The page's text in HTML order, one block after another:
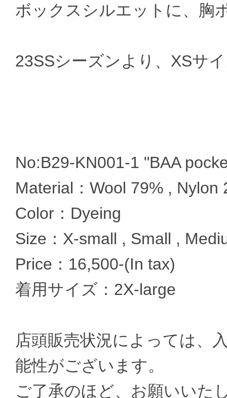
ボックスシルエットに、胸
23SSシーズンより、XSサ
No:B29-KN001-1 "BAA
Material：Wool 79% , Nylon
Color：Dyeing
Size：X-small , Small ,
Price：16,500-(In tax)
着用サイズ：2X-large
店頭販売状況によっては、
能性がございます。
ご了承のほど、お願いいた